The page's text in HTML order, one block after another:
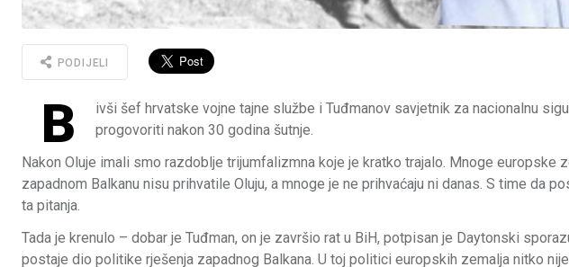
PODIJELI
B
ivši šef hrvatske vojne tajne službe i Tuđmanov savjetnik za nacionalnu
progovoriti nakon 30 godina šutnje.
Nakon Oluje imali smo razdoblje trijumfalizmna koje je kratko trajalo. Mnoge
zapadnom Balkanu nisu prihvatile Oluju, a mnoge je ne prihvaćaju ni danas. S time da
ta pitanja.
Tada je krenulo – dobar je Tuđman, on je završio rat u BiH, potpisan je Daytonski
postaje dio politike rješenja zapadnog Balkana. U toj politici europskih zemalja nitko